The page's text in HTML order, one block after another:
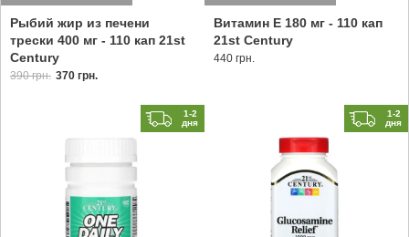
Рыбий жир из печени
трески 400 мг - 110 кап 21st
Century
390 грн. 370 грн.
Витамин Е 180 мг - 110 кап
21st Century
440 грн.
1-2
дня
1-2
дня